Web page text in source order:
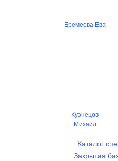
Еремеева Ева
Кузнецов
Михаил
Каталог
Закрытая